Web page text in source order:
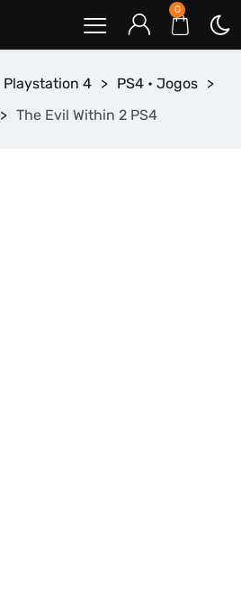
0
Playstation 4 > PS4 • Jogos >
> The Evil Within 2 PS4